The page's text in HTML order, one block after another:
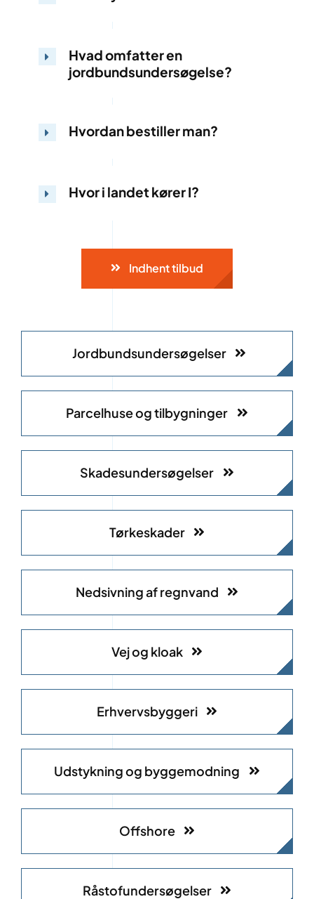
Hvad omfatter en
jordbundsundersøgelse?
Hvordan bestiller man?
Hvor i landet kører I?
Indhent tilbud
Jordbundsundersøgelser
Parcelhuse og tilbygninger
Skadesundersøgelser
Tørkeskader
Nedsivning af regnvand
Vej og kloak
Erhvervsbyggeri
Udstykning og byggemodning
Offshore
Råstofundersøgelser